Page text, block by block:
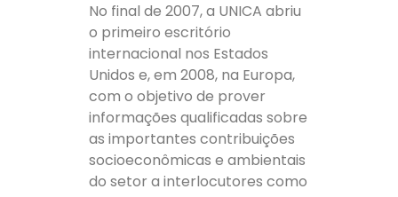
No final de 2007, a UNICA abriu
o primeiro escritório
internacional nos Estados
Unidos e, em 2008, na Europa,
com o objetivo de prover
informações qualificadas sobre
as importantes contribuições
socioeconômicas e ambientais
do setor a interlocutores como